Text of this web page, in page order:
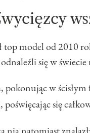
top model od 2010
się w świecie
pokonując w
się